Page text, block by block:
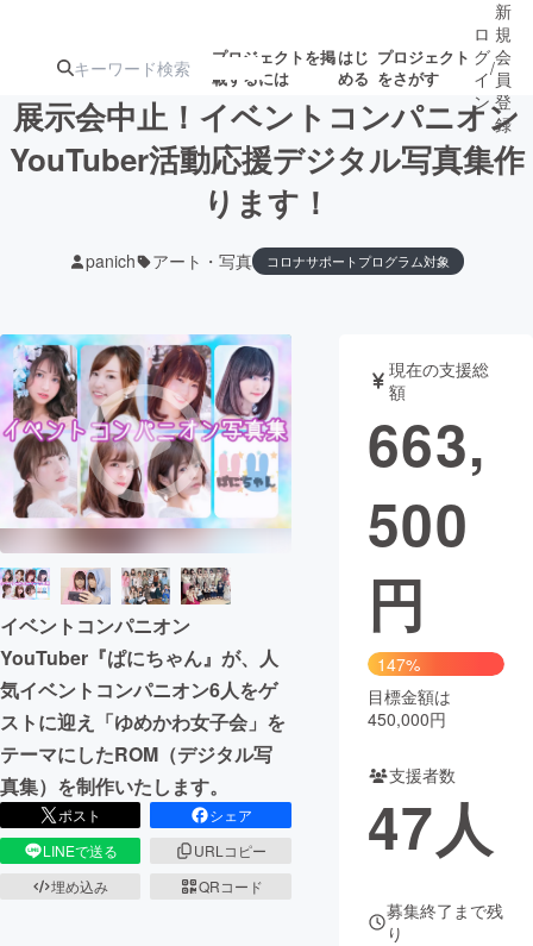
プロジェクトを掲
載するには
はじ
める
プロジェクト
をさがす
注目の新着プロ募集終了が近いプ
テクノロジー・ガジェット ゲーム・サ
映像・映画 書籍・雑誌
ビジネス・起業 チャレンジ
まちづくり・地域活性化
CAMPFIRE for Social Good
CAMPFIRE Creation
CAMPFIREふるさと納税machi-ya コミュニティ
ロ
グ
イ
ン
/
新
規
会
員
登
録
展示会中止！イベントコンパニオン
YouTuber活動応援デジタル写真集作
ります！
panich アート・写真 コロナサポートプログラム対象
イベントコンパニオン
YouTuber『ぱにちゃん』が、人
気イベントコンパニオン6人をゲ
ストに迎え「ゆめかわ女子会」を
テーマにしたROM（デジタル写
真集）を制作いたします。
ポスト
シェア
LINEで送る
URLコピー
埋め込み
QRコード
現在の支援総
額
663,
500
円
147%
目標金額は
450,000円
支援者数
47人
募集終了まで残
り